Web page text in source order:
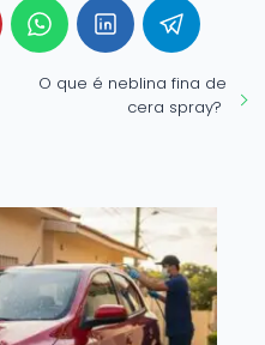
O que é neblina fina de
cera spray?